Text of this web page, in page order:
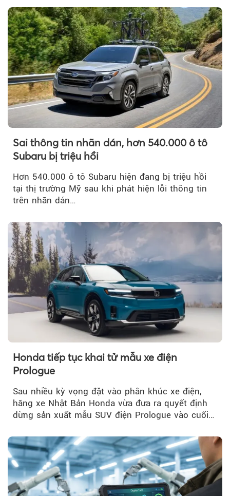
Sai thông tin nhãn dán, hơn 540.000 ô tô
Subaru bị triệu hồi
Hơn 540.000 ô tô Subaru hiện đang bị triệu hồi
tại thị trường Mỹ sau khi phát hiện lỗi thông tin
trên nhãn dán…
Honda tiếp tục khai tử mẫu xe điện
Prologue
Sau nhiều kỳ vọng đặt vào phân khúc xe điện,
hãng xe Nhật Bản Honda vừa đưa ra quyết định
dừng sản xuất mẫu SUV điện Prologue vào cuối